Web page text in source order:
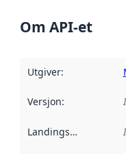
Om API-et
Utgiver:
Versjon:
Landingsside